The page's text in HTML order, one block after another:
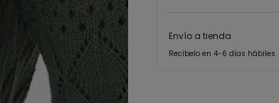
Envío a tienda
Recíbelo en 4-6 días hábiles